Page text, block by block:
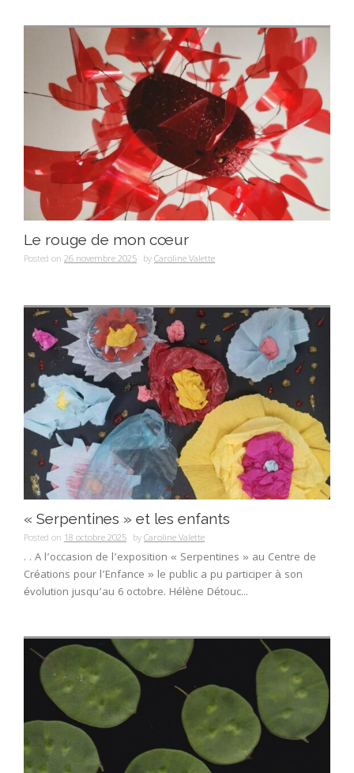
Le rouge de mon cœur
Posted on 26 novembre 2025 byCaroline Valette
« Serpentines » et les enfants
Posted on 18 octobre 2025 byCaroline Valette
. . A l’occasion de l’exposition « Serpentines » au Centre de
Créations pour l’Enfance » le public a pu participer à son
évolution jusqu’au 6 octobre. Hélène Détouc...